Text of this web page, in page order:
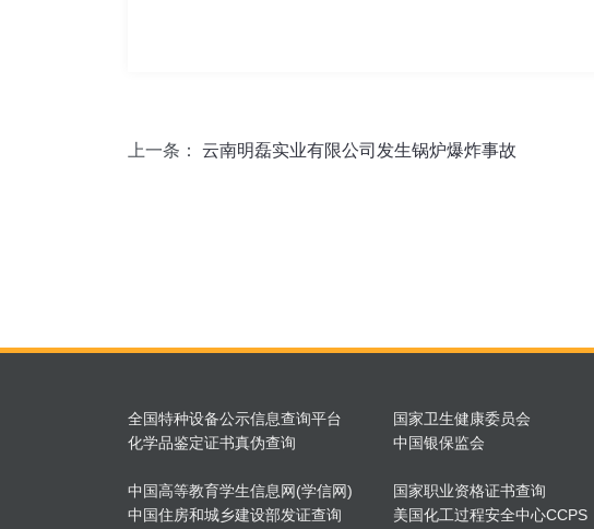
上一条： 云南明磊实业有限公司发生锅炉爆炸事故
全国特种设备公示信息查询平台 国家卫生健康委员会
化学品鉴定证书真伪查询
中国银保监会
中国高等教育学生信息网(学信网)
国家职业资格证书查询
中国住房和城乡建设部发证查询
美国化工过程安全中心CCPS